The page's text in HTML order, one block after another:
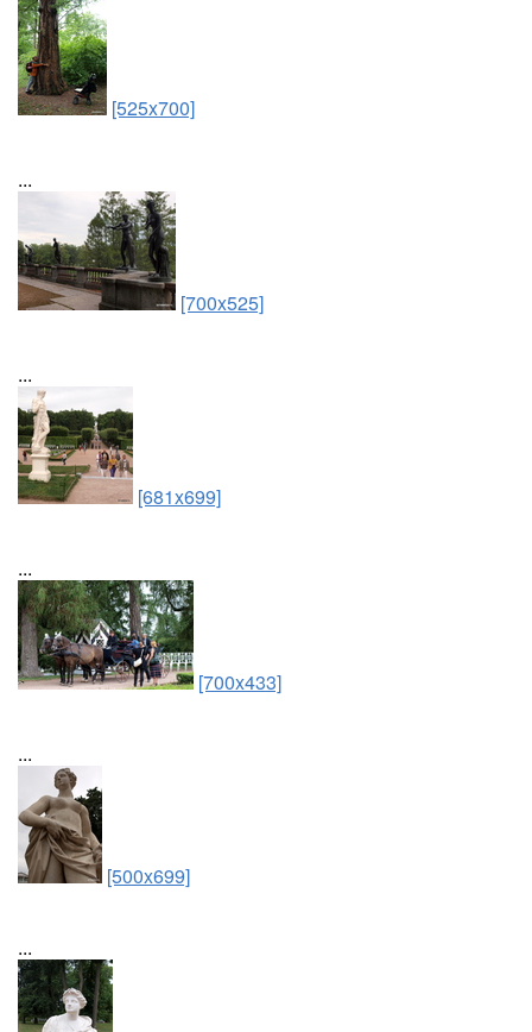
[525x700]
...
[700x525]
...
[681x699]
...
[700x433]
...
[500x699]
...